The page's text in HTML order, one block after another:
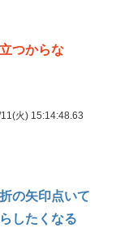
つからな
火) 15:14:48.63
の矢印点いて
したくなる